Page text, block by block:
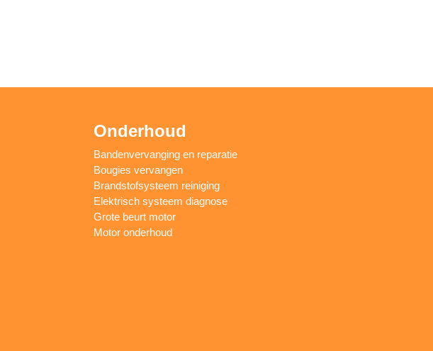
Onderhoud
Bandenvervanging en reparatie
Bougies vervangen
Brandstofsysteem reiniging
Elektrisch systeem diagnose
Grote beurt motor
Motor onderhoud